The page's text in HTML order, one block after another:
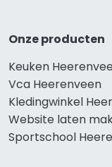
Onze producten
Keuken
Vca Heerenveen
Kledingwinkel
Website laten
Sportschool